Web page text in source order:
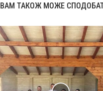
ВАМ ТАКОЖ МОЖЕ